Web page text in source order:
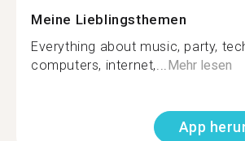
Meine Lieblingsthemen
Everything about music, party,
computers, internet,...Mehr lesen
App